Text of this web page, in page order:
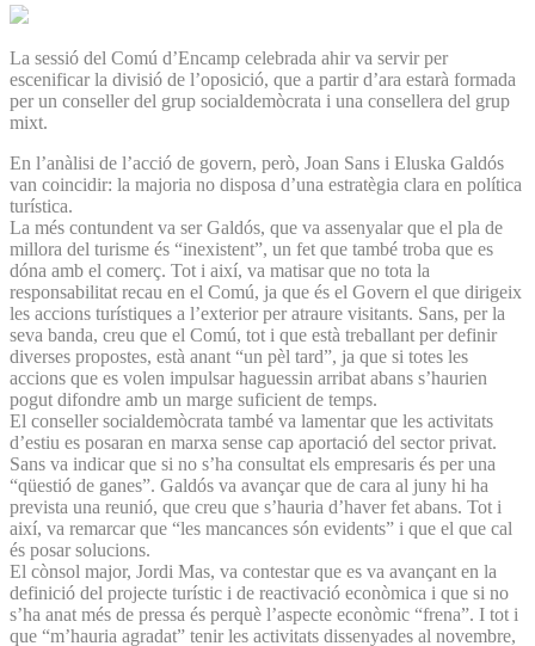
La sessió del Comú d’Encamp celebrada ahir va servir per
escenificar la divisió de l’oposició, que a partir d’ara estarà formada
per un conseller del grup socialdemòcrata i una consellera del grup
mixt.
En l’anàlisi de l’acció de govern, però, Joan Sans i Eluska Galdós
van coincidir: la majoria no disposa d’una estratègia clara en política
turística.
La més contundent va ser Galdós, que va assenyalar que el pla de
millora del turisme és “inexistent”, un fet que també troba que es
dóna amb el comerç. Tot i així, va matisar que no tota la
responsabilitat recau en el Comú, ja que és el Govern el que dirigeix
les accions turístiques a l’exterior per atraure visitants. Sans, per la
seva banda, creu que el Comú, tot i que està treballant per definir
diverses propostes, està anant “un pèl tard”, ja que si totes les
accions que es volen impulsar haguessin arribat abans s’haurien
pogut difondre amb un marge suficient de temps.
El conseller socialdemòcrata també va lamentar que les activitats
d’estiu es posaran en marxa sense cap aportació del sector privat.
Sans va indicar que si no s’ha consultat els empresaris és per una
“qüestió de ganes”. Galdós va avançar que de cara al juny hi ha
prevista una reunió, que creu que s’hauria d’haver fet abans. Tot i
així, va remarcar que “les mancances són evidents” i que el que cal
és posar solucions.
El cònsol major, Jordi Mas, va contestar que es va avançant en la
definició del projecte turístic i de reactivació econòmica i que si no
s’ha anat més de pressa és perquè l’aspecte econòmic “frena”. I tot i
que “m’hauria agradat” tenir les activitats dissenyades al novembre,